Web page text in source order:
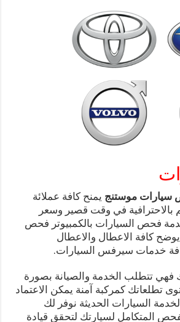
موستنج يمنح كافة عملائة
بالاحترافية في وقت قصير وسعر
فحص السيارات بالكمبيوتر فحص
كافة الاعطال والاعطال
خدمات سيرفس السيارات.
فهي تتطلب الخدمة والصيانة بصورة
تطلعاتك كمركبة آمنة يمكن الاعتماد
السيارات الحديثة نوفر لك
المتكامل لسيارتك لتحقق قيادة